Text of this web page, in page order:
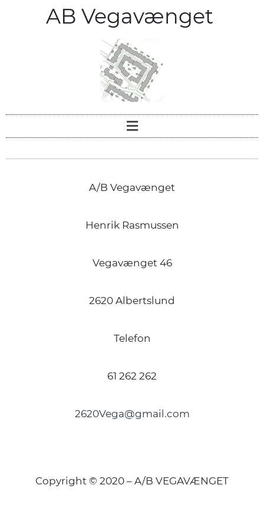
AB Vegavænget
A/B Vegavænget
Henrik Rasmussen
Vegavænget 46
2620 Albertslund
Telefon
61 262 262
2620Vega@gmail.com
Copyright © 2020 – A/B VEGAVÆNGET